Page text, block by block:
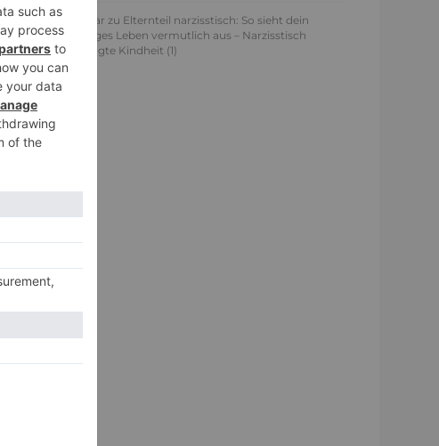
Ansgar zu Elternteil narzisstisch: So sieht dein
heutiges Leben vermutlich aus – Narzisstisch
geprägte Kindheit (1)